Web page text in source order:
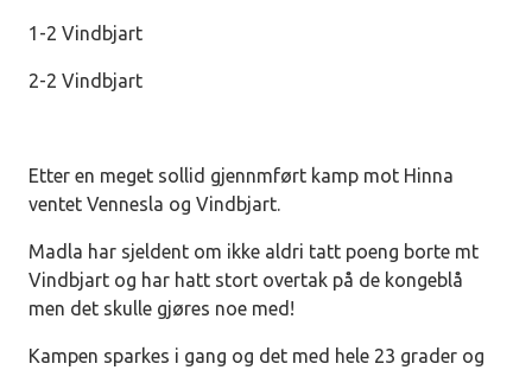
1-2 Vindbjart
2-2 Vindbjart
Etter en meget sollid gjennmført kamp mot Hinna
ventet Vennesla og Vindbjart.
Madla har sjeldent om ikke aldri tatt poeng borte mt
Vindbjart og har hatt stort overtak på de kongeblå
men det skulle gjøres noe med!
Kampen sparkes i gang og det med hele 23 grader og